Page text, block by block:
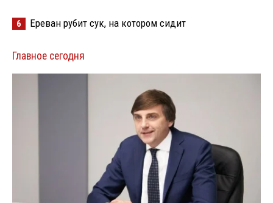
6 Ереван рубит сук, на котором сидит
Главное сегодня